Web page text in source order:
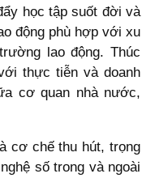
học tập suốt đời và
động phù hợp với xu
lao động. Thúc
thực tiễn và doanh
cơ quan nhà nước,
cơ chế thu hút, trọng
số trong và ngoài